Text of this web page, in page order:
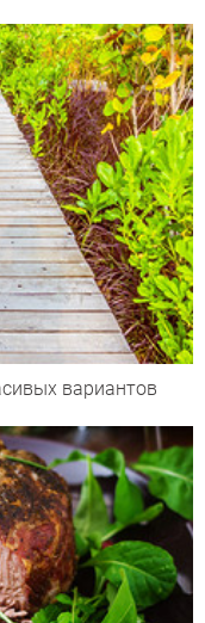
вариантов